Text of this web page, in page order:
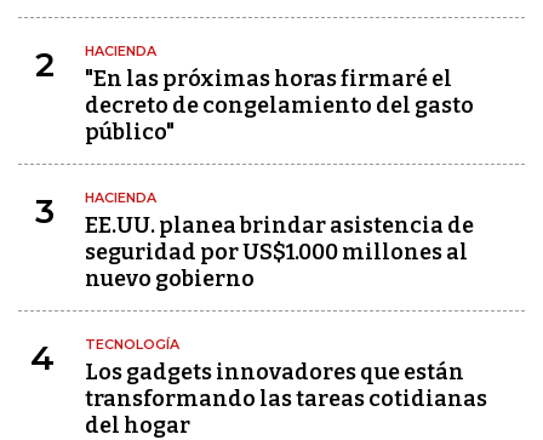
2 HACIENDA
"En las próximas horas firmaré el
decreto de congelamiento del gasto
público"
3 HACIENDA
EE.UU. planea brindar asistencia de
seguridad por US$1.000 millones al
nuevo gobierno
4 TECNOLOGÍA
Los gadgets innovadores que están
transformando las tareas cotidianas
del hogar